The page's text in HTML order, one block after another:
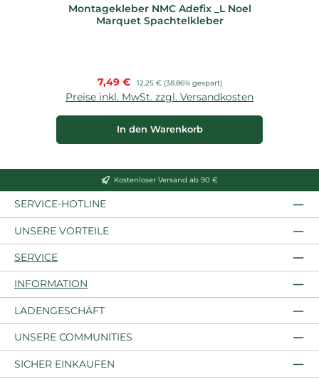
Montagekleber NMC Adefix _L Noel
Marquet Spachtelkleber
Verkaufspreis:
7,49 € Regulärer Preis:
12,25 € (38.86% gespart)
Preise inkl. MwSt. zzgl. Versandkosten
In den Warenkorb
Kostenloser Versand ab 90 €
SERVICE-HOTLINE
UNSERE VORTEILE
SERVICE
INFORMATION
LADENGESCHÄFT
UNSERE COMMUNITIES
SICHER EINKAUFEN